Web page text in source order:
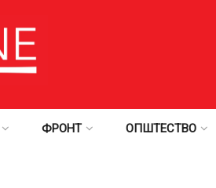
ФРОНТ ОПШТЕСТВО